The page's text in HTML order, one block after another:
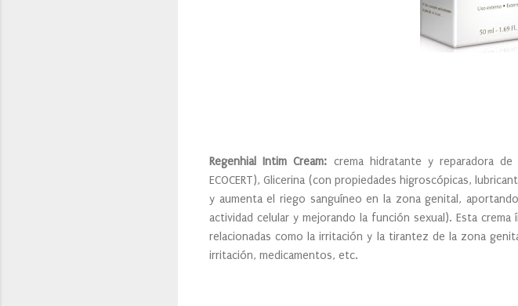
Regenhial Intim Cream: crema hidratante y reparadora
ECOCERT), Glicerina (con propiedades higroscópicas,
y aumenta el riego sanguíneo en la zona genital,
actividad celular y mejorando la función sexual). Esta
relacionadas como la irritación y la tirantez de la zona
irritación, medicamentos, etc.